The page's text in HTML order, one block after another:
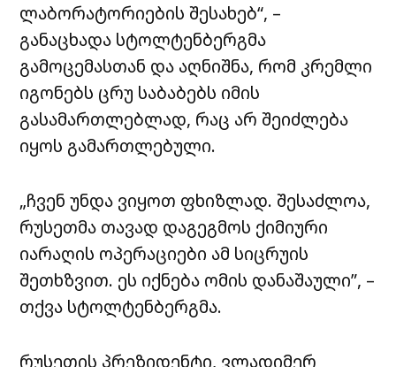
ლაბორატორიების შესახებ“, –
განაცხადა სტოლტენბერგმა
გამოცემასთან და აღნიშნა, რომ კრემლი
იგონებს ცრუ საბაბებს იმის
გასამართლებლად, რაც არ შეიძლება
იყოს გამართლებული.
„ჩვენ უნდა ვიყოთ ფხიზლად. შესაძლოა,
რუსეთმა თავად დაგეგმოს ქიმიური
იარაღის ოპერაციები ამ სიცრუის
შეთხზვით. ეს იქნება ომის დანაშაული”, –
თქვა სტოლტენბერგმა.
რუსეთის პრეზიდენტი, ვლადიმერ